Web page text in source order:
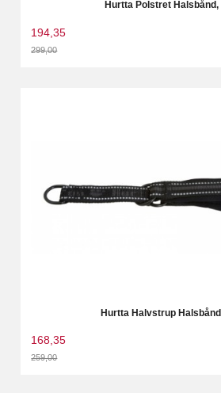
Hurtta Polstret Halsbånd,
194,35
299,00
Hurtta Halvstrup
168,35
259,00